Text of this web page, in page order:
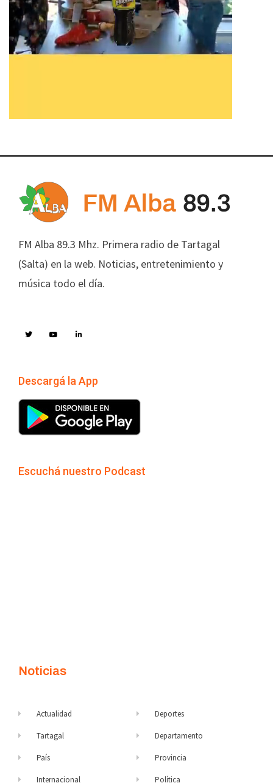
FM Alba 89.3 Mhz. Primera radio de Tartagal
(Salta) en la web. Noticias, entretenimiento y
música todo el día.
Descargá la App
Escuchá nuestro Podcast
Noticias
Actualidad
Tartagal
País
Internacional
Deportes
Departamento
Provincia
Política